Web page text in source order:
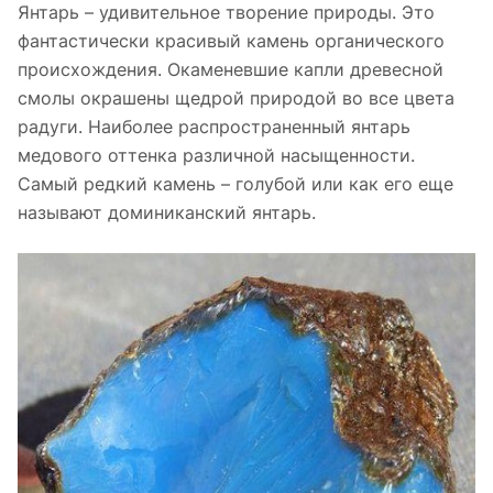
Янтарь – удивительное творение природы. Это
фантастически красивый камень органического
происхождения. Окаменевшие капли древесной
смолы окрашены щедрой природой во все цвета
радуги. Наиболее распространенный янтарь
медового оттенка различной насыщенности.
Самый редкий камень – голубой или как его еще
называют доминиканский янтарь.